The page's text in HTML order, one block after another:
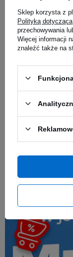
Data publikacji:2017-08-21
Sklep korzysta z
Polityką
przechowywania
Więcej informacji
znaleźć także na